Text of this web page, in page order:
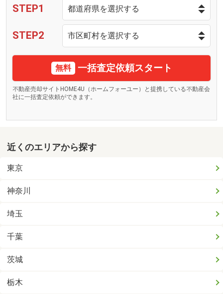
STEP1
STEP2
無料 一括査定依頼スタート
不動産売却サイトHOME4U（ホームフォーユー）と提携している不動産会
社に一括査定依頼ができます。
近くのエリアから探す
東京
神奈川
埼玉
千葉
茨城
栃木